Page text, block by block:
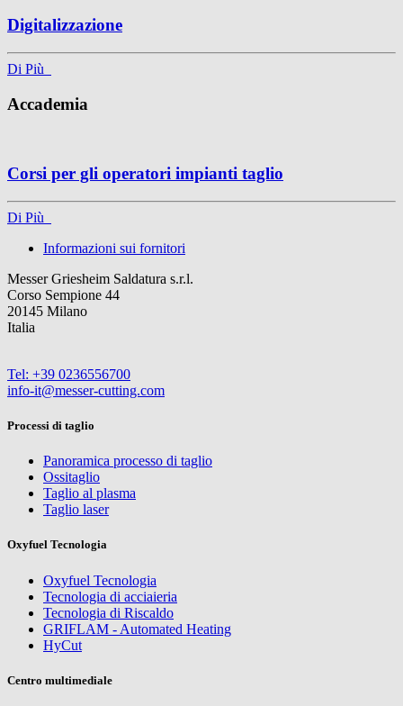
Digitalizzazione
Di Più
Accademia
Corsi per gli operatori impianti taglio
Di Più
Informazioni sui fornitori
Messer Griesheim Saldatura s.r.l.
Corso Sempione 44
20145 Milano
Italia
Tel: +39 0236556700
info-it@messer-cutting.com
Processi di taglio
Panoramica processo di taglio
Ossitaglio
Taglio al plasma
Taglio laser
Oxyfuel Tecnologia
Oxyfuel Tecnologia
Tecnologia di acciaieria
Tecnologia di Riscaldo
GRIFLAM - Automated Heating
HyCut
Centro multimediale